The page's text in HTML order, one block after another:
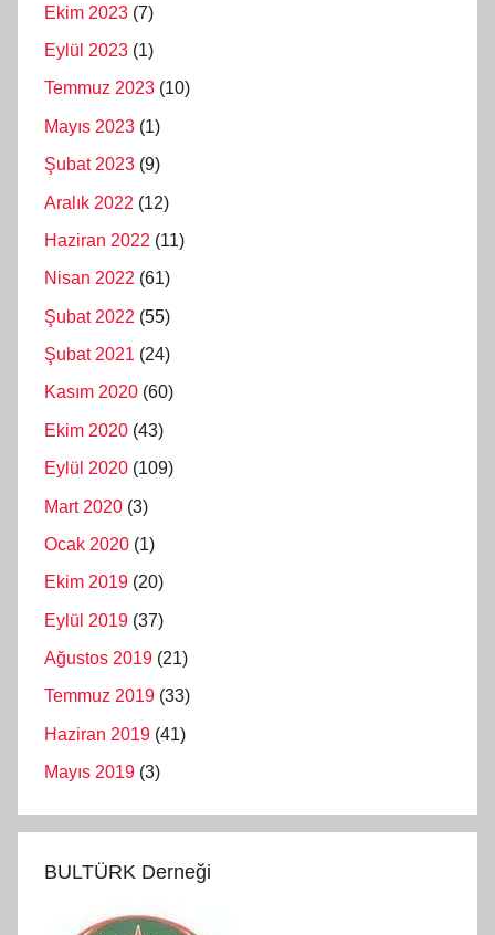
Ekim 2023 (7)
Eylül 2023 (1)
Temmuz 2023 (10)
Mayıs 2023 (1)
Şubat 2023 (9)
Aralık 2022 (12)
Haziran 2022 (11)
Nisan 2022 (61)
Şubat 2022 (55)
Şubat 2021 (24)
Kasım 2020 (60)
Ekim 2020 (43)
Eylül 2020 (109)
Mart 2020 (3)
Ocak 2020 (1)
Ekim 2019 (20)
Eylül 2019 (37)
Ağustos 2019 (21)
Temmuz 2019 (33)
Haziran 2019 (41)
Mayıs 2019 (3)
BULTÜRK Derneği